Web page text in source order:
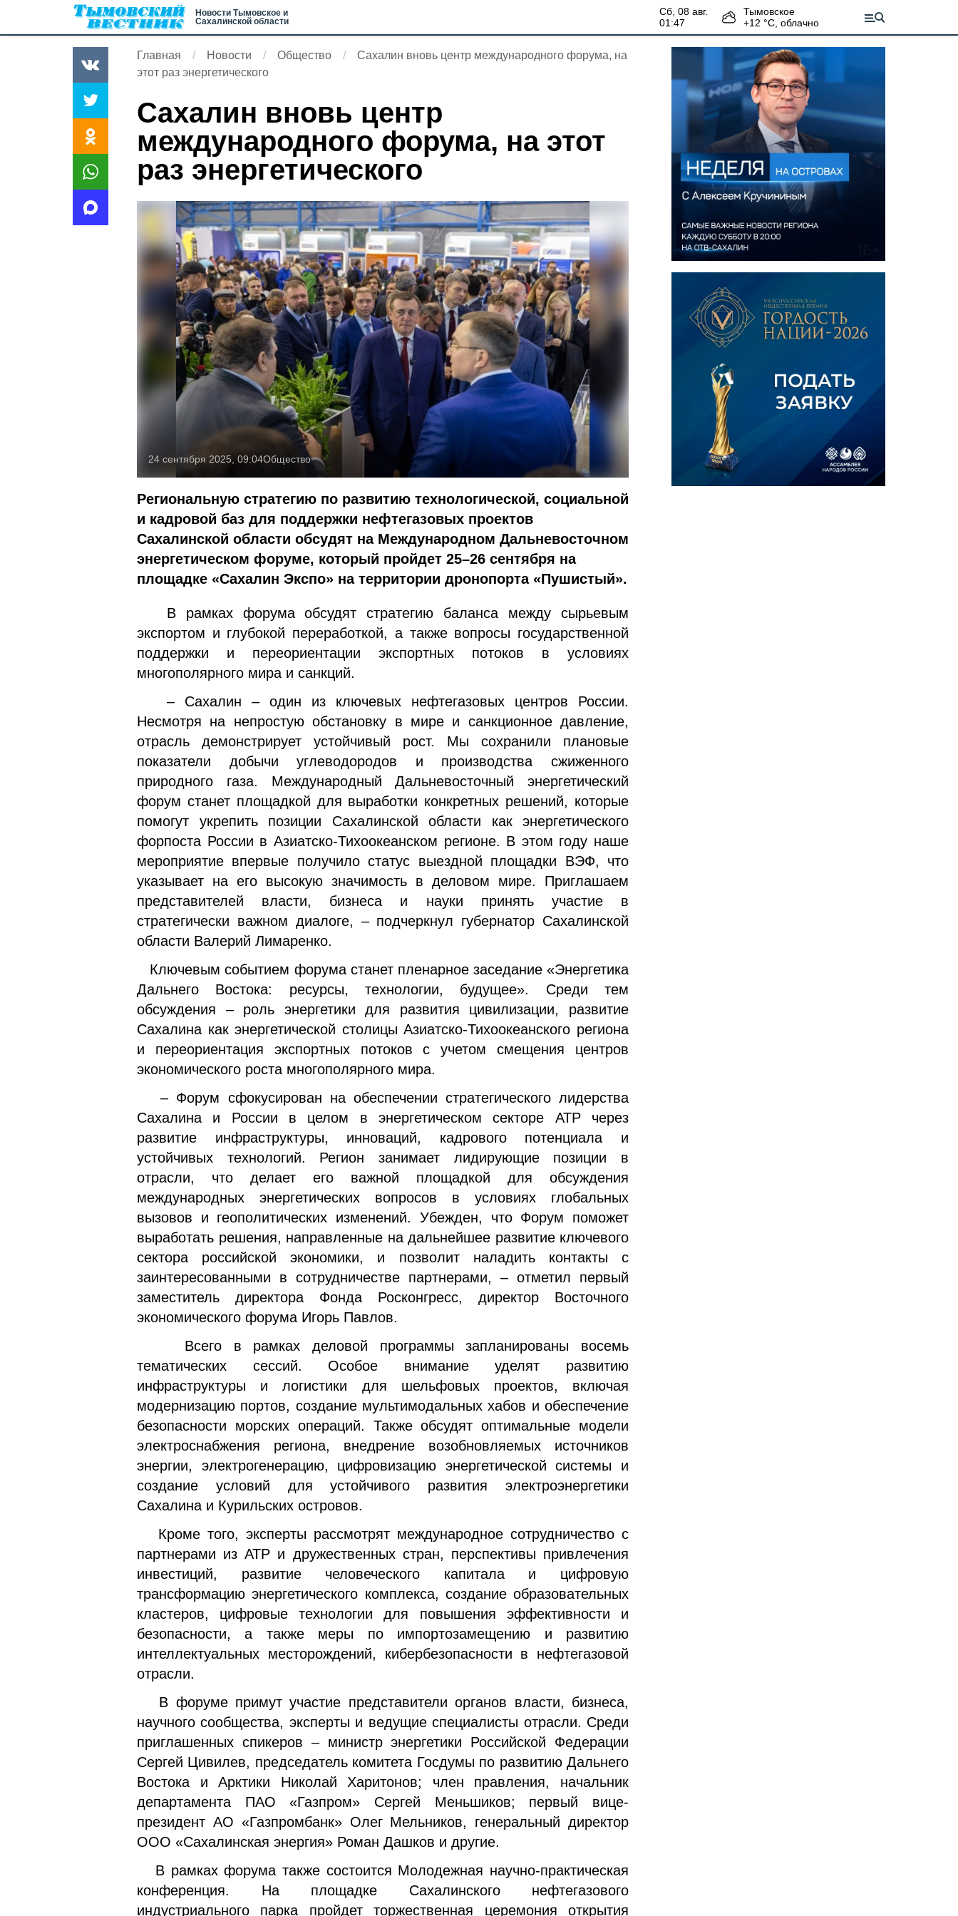
Новости Тымовское и
Сахалинской области
сб, 08 авг.
01:47
Тымовское
+12 °С, облачно
Главная Новости Общество
Сахалин вновь центр международного форума, на
этот раз энергетического
Сахалин вновь центр
международного форума, на этот
раз энергетического
24 сентября 2025, 09:04Общество
Региональную стратегию по развитию технологической, социальной
и кадровой баз для поддержки нефтегазовых проектов
Сахалинской области обсудят на Международном Дальневосточном
энергетическом форуме, который пройдет 25–26 сентября на
площадке «Сахалин Экспо» на территории дронопорта «Пушистый».
В рамках форума обсудят стратегию баланса между сырьевым
экспортом и глубокой переработкой, а также вопросы государственной
поддержки и переориентации экспортных потоков в условиях
многополярного мира и санкций.
– Сахалин – один из ключевых нефтегазовых центров России.
Несмотря на непростую обстановку в мире и санкционное давление,
отрасль демонстрирует устойчивый рост. Мы сохранили плановые
показатели добычи углеводородов и производства сжиженного
природного газа. Международный Дальневосточный энергетический
форум станет площадкой для выработки конкретных решений, которые
помогут укрепить позиции Сахалинской области как энергетического
форпоста России в Азиатско-Тихоокеанском регионе. В этом году наше
мероприятие впервые получило статус выездной площадки ВЭФ, что
указывает на его высокую значимость в деловом мире. Приглашаем
представителей власти, бизнеса и науки принять участие в
стратегически важном диалоге, – подчеркнул губернатор Сахалинской
области Валерий Лимаренко.
Ключевым событием форума станет пленарное заседание «Энергетика
Дальнего Востока: ресурсы, технологии, будущее». Среди тем
обсуждения – роль энергетики для развития цивилизации, развитие
Сахалина как энергетической столицы Азиатско-Тихоокеанского региона
и переориентация экспортных потоков с учетом смещения центров
экономического роста многополярного мира.
– Форум сфокусирован на обеспечении стратегического лидерства
Сахалина и России в целом в энергетическом секторе АТР через
развитие инфраструктуры, инноваций, кадрового потенциала и
устойчивых технологий. Регион занимает лидирующие позиции в
отрасли, что делает его важной площадкой для обсуждения
международных энергетических вопросов в условиях глобальных
вызовов и геополитических изменений. Убежден, что Форум поможет
выработать решения, направленные на дальнейшее развитие ключевого
сектора российской экономики, и позволит наладить контакты с
заинтересованными в сотрудничестве партнерами, – отметил первый
заместитель директора Фонда Росконгресс, директор Восточного
экономического форума Игорь Павлов.
Всего в рамках деловой программы запланированы восемь
тематических сессий. Особое внимание уделят развитию
инфраструктуры и логистики для шельфовых проектов, включая
модернизацию портов, создание мультимодальных хабов и обеспечение
безопасности морских операций. Также обсудят оптимальные модели
электроснабжения региона, внедрение возобновляемых источников
энергии, электрогенерацию, цифровизацию энергетической системы и
создание условий для устойчивого развития электроэнергетики
Сахалина и Курильских островов.
Кроме того, эксперты рассмотрят международное сотрудничество с
партнерами из АТР и дружественных стран, перспективы привлечения
инвестиций, развитие человеческого капитала и цифровую
трансформацию энергетического комплекса, создание образовательных
кластеров, цифровые технологии для повышения эффективности и
безопасности, а также меры по импортозамещению и развитию
интеллектуальных месторождений, кибербезопасности в нефтегазовой
отрасли.
В форуме примут участие представители органов власти, бизнеса,
научного сообщества, эксперты и ведущие специалисты отрасли. Среди
приглашенных спикеров – министр энергетики Российской Федерации
Сергей Цивилев, председатель комитета Госдумы по развитию Дальнего
Востока и Арктики Николай Харитонов; член правления, начальник
департамента ПАО «Газпром» Сергей Меньшиков; первый вице-
президент АО «Газпромбанк» Олег Мельников, генеральный директор
ООО «Сахалинская энергия» Роман Дашков и другие.
В рамках форума также состоится Молодежная научно-практическая
конференция. На площадке Сахалинского нефтегазового
индустриального парка пройдет торжественная церемония открытия